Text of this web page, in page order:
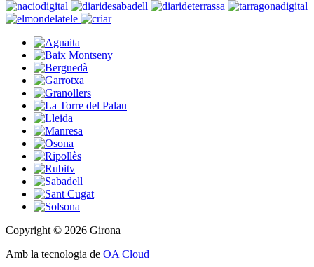
Copyright © 2026 Girona
Amb la tecnologia de OA Cloud